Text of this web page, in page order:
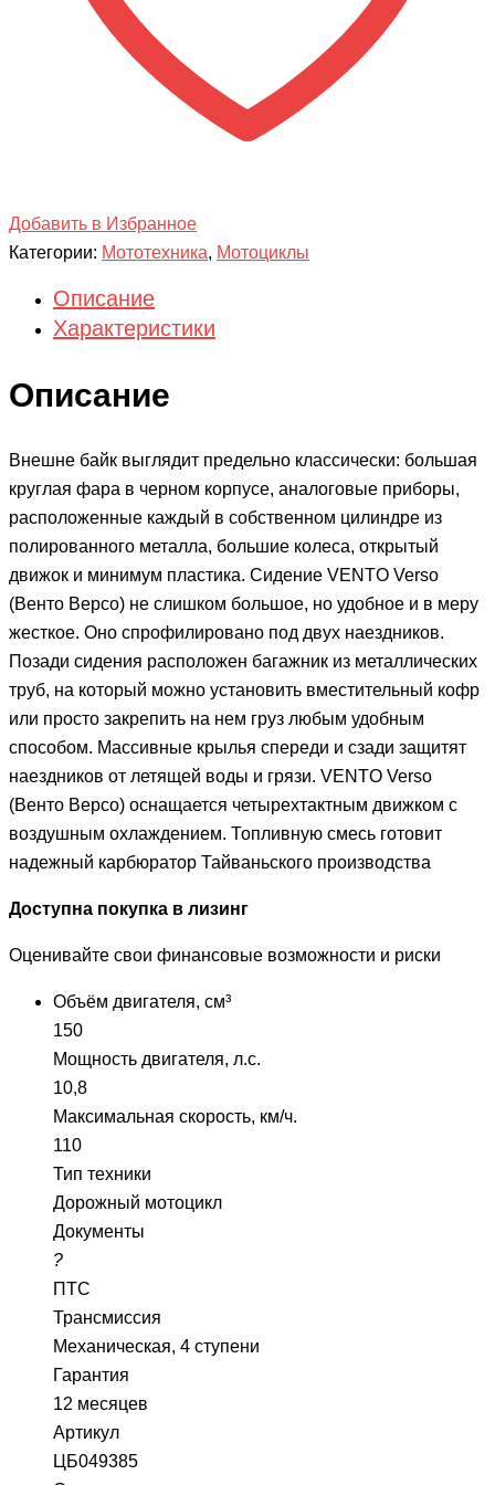
Добавить в Избранное
Категории: Мототехника, Мотоциклы
Описание
Характеристики
Описание
Внешне байк выглядит предельно классически: большая
круглая фара в черном корпусе, аналоговые приборы,
расположенные каждый в собственном цилиндре из
полированного металла, большие колеса, открытый
движок и минимум пластика. Сидение VENTO Verso
(Венто Версо) не слишком большое, но удобное и в меру
жесткое. Оно спрофилировано под двух наездников.
Позади сидения расположен багажник из металлических
труб, на который можно установить вместительный кофр
или просто закрепить на нем груз любым удобным
способом. Массивные крылья спереди и сзади защитят
наездников от летящей воды и грязи. VENTO Verso
(Венто Версо) оснащается четырехтактным движком с
воздушным охлаждением. Топливную смесь готовит
надежный карбюратор Тайваньского производства
Доступна покупка в лизинг
Оценивайте свои финансовые возможности и риски
Объём двигателя, см³
150
Мощность двигателя, л.с.
10,8
Максимальная скорость, км/ч.
110
Тип техники
Дорожный мотоцикл
Документы
?
ПТС
Трансмиссия
Механическая, 4 ступени
Гарантия
12 месяцев
Артикул
ЦБ049385